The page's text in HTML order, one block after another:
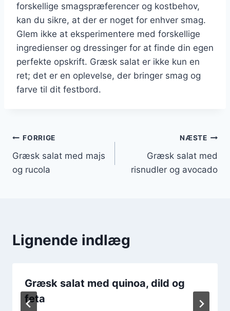
forskellige smagspræferencer og kostbehov,
kan du sikre, at der er noget for enhver smag.
Glem ikke at eksperimentere med forskellige
ingredienser og dressinger for at finde din egen
perfekte opskrift. Græsk salat er ikke kun en
ret; det er en oplevelse, der bringer smag og
farve til dit festbord.
Indlægsnavigation
FORRIGE
Græsk salat med majs
og rucola
NÆSTE
Græsk salat med
risnudler og avocado
Lignende indlæg
Græsk salat med quinoa, dild og
feta